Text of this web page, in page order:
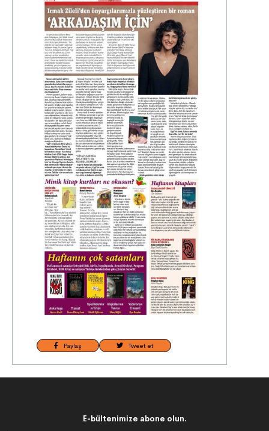
Paylaş Tweet et
E-bültenimize abone olun.